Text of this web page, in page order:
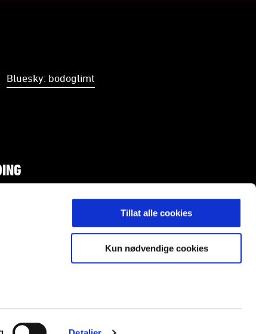
Tillat alle cookies
Kun nødvendige cookies
Bluesky: bodoglimt
tillatelse.